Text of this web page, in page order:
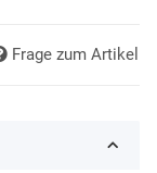
Frage zum Artikel